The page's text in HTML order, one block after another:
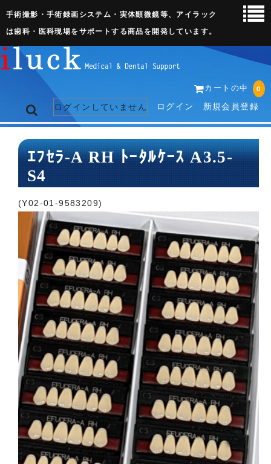
手術撮影・手術録画システム・実体顕微鏡等、アイラック
は歯科・医科現場をサポートする商品を開発しています。
カートの中 0
ログインしていません ログイン 新規会員登録
トップページ
ネット販売ページ
歯科関連機器
術野撮影キット
3D実体顕微鏡
会社概要
お問い合わせ
ｴﾌｾﾗ-A RH ﾄｰﾀﾙｹｰｽ A3.5-
S4
(Y02-01-9583209)